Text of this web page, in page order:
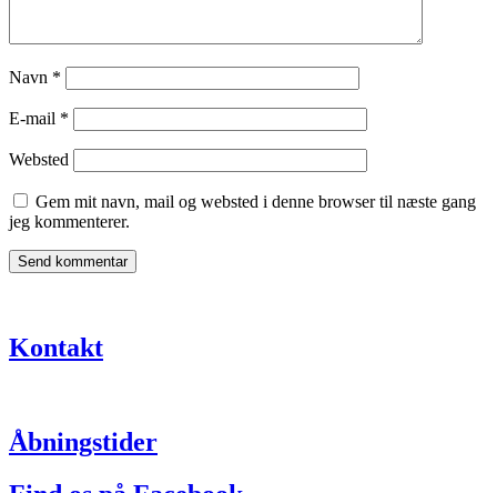
Navn *
E-mail *
Websted
Gem mit navn, mail og websted i denne browser til næste gang
jeg kommenterer.
Kontakt
Åbningstider